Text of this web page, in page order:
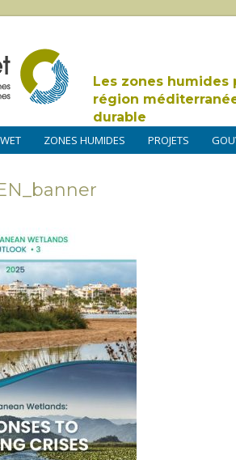
Les zones humides
région
durable
ZONES HUMIDES PROJETS